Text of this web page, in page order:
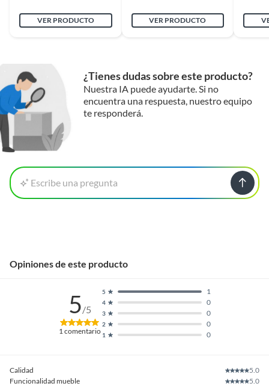
VER PRODUCTO VER PRODUCTO
¿Tienes dudas sobre este producto?
Nuestra IA puede ayudarte. Si no
encuentra una respuesta, nuestro equipo
te responderá.
Escribe una pregunta
Opiniones de este producto
5/5
1comentario 1 0
2 0
3 0
4 0
5 1
Calidad
5.0
Funcionalidad mueble
5.0